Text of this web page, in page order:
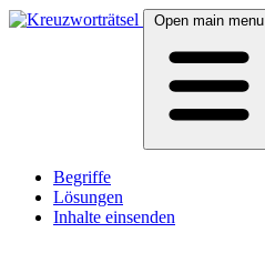
Open main menu
Begriffe
Lösungen
Inhalte einsenden